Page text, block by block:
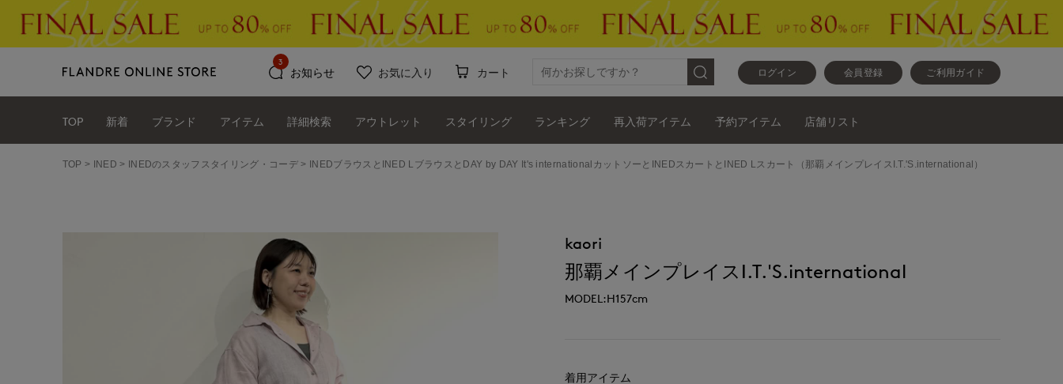
ログイン 会員登録 ご利用ガイド
お知らせ
3
お気に入り カート
TOP 新着 ブランド アイテム 詳細検索 アウトレット スタイリング ランキング 再入荷アイテム 予約アイテム 店舗リスト
TOP INED INEDのスタッフスタイリング・コーデ INEDブラウスとINED LブラウスとDAY by DAY It's internationalカットソーとINEDスカートとINED Lスカート（那覇メインプレイスI.T.'S.international）
kaori
那覇メインプレイスI.T.'S.international
MODEL:H157cm
着用アイテム